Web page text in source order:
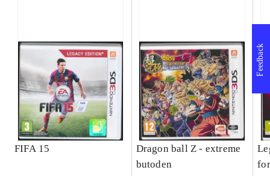
FIFA 15
Dragon ball Z - extreme
butoden
Feedback